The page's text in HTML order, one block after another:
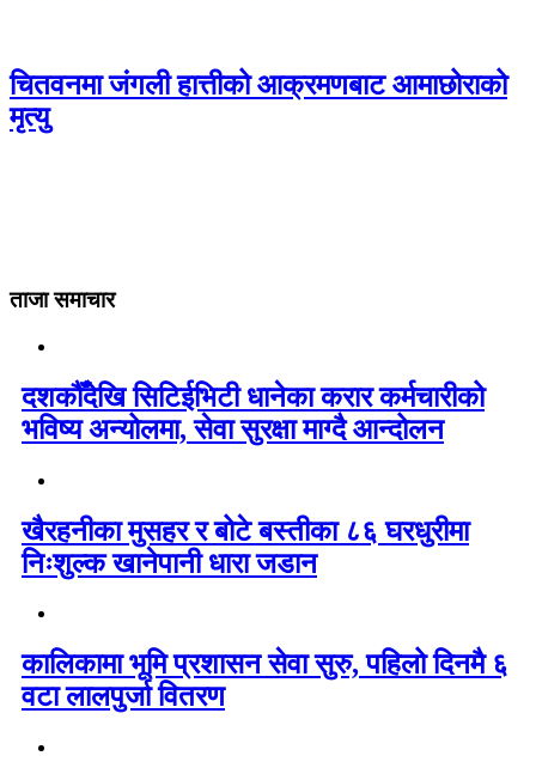
चितवनमा जंगली हात्तीको आक्रमणबाट आमाछोराको
मृत्यु
ताजा समाचार
दशकौँदेखि सिटिईभिटी धानेका करार कर्मचारीको
भविष्य अन्योलमा, सेवा सुरक्षा माग्दै आन्दोलन
खैरहनीका मुसहर र बोटे बस्तीका ८६ घरधुरीमा
निःशुल्क खानेपानी धारा जडान
कालिकामा भूमि प्रशासन सेवा सुरु, पहिलो दिनमै ६
वटा लालपुर्जा वितरण